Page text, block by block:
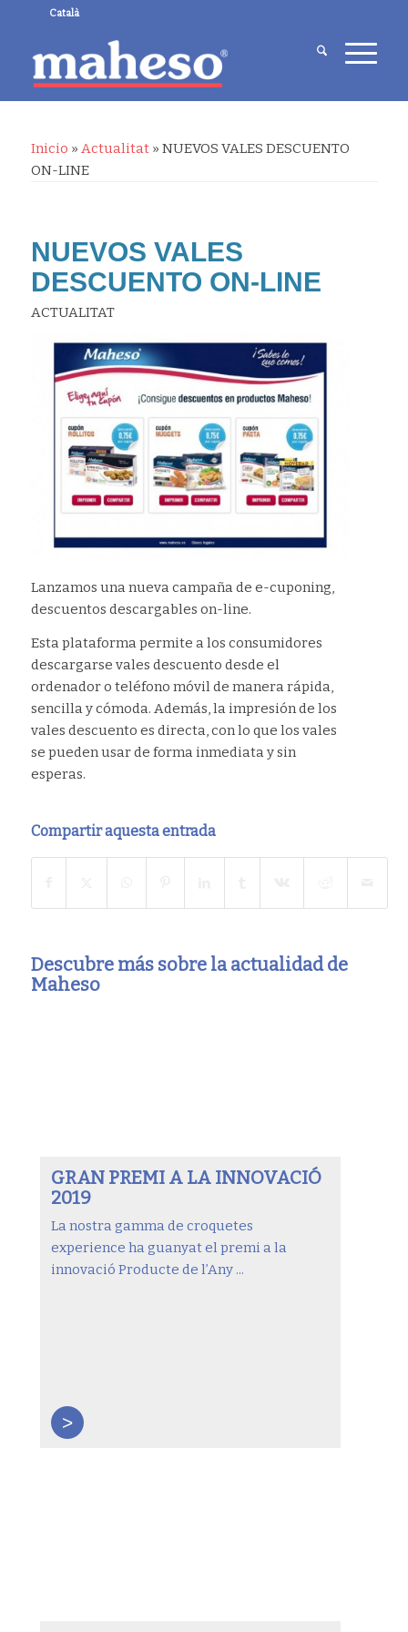
Català
Inicio » Actualitat» NUEVOS VALES DESCUENTO
ON-LINE
NUEVOS VALES
DESCUENTO ON-LINE
ACTUALITAT
Lanzamos una nueva campaña de e-cuponing,
descuentos descargables on-line.
Esta plataforma permite a los consumidores
descargarse vales descuento desde el
ordenador o teléfono móvil de manera rápida,
sencilla y cómoda. Además, la impresión de los
vales descuento es directa, con lo que los vales
se pueden usar de forma inmediata y sin
esperas.
Compartir aquesta entrada
Descubre más sobre la actualidad de
Maheso
GRAN PREMI A LA INNOVACIÓ
2019
La nostra gamma de croquetes
experience ha guanyat el premi a la
innovació Producte de l’Any ...
>